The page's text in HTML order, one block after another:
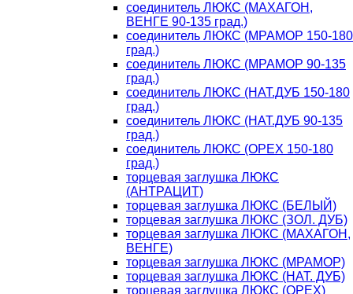
соединитель ЛЮКС (МАХАГОН,
ВЕНГЕ 90-135 град.)
соединитель ЛЮКС (МРАМОР 150-180
град.)
соединитель ЛЮКС (МРАМОР 90-135
град.)
соединитель ЛЮКС (НАТ.ДУБ 150-180
град.)
соединитель ЛЮКС (НАТ.ДУБ 90-135
град.)
соединитель ЛЮКС (ОРЕХ 150-180
град.)
торцевая заглушка ЛЮКС
(АНТРАЦИТ)
торцевая заглушка ЛЮКС (БЕЛЫЙ)
торцевая заглушка ЛЮКС (ЗОЛ. ДУБ)
торцевая заглушка ЛЮКС (МАХАГОН,
ВЕНГЕ)
торцевая заглушка ЛЮКС (МРАМОР)
торцевая заглушка ЛЮКС (НАТ. ДУБ)
торцевая заглушка ЛЮКС (ОРЕХ)